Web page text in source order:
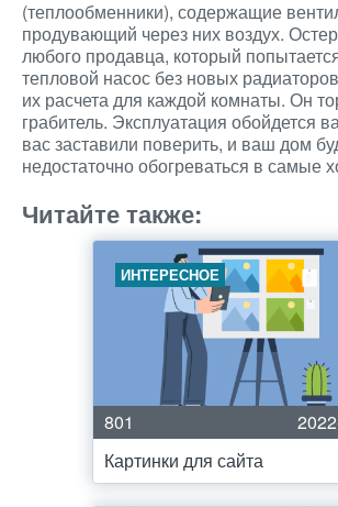
(теплообменники), содержащие
продувающий через них воздух.
любого продавца, который
тепловой насос без новых
их расчета для каждой комнаты. Он
грабитель. Эксплуатация обойдется
вас заставили поверить, и ваш дом
недостаточно обогреваться в самые
Читайте также:
ИНТЕРЕСНОЕ
801
Картинки для сайта